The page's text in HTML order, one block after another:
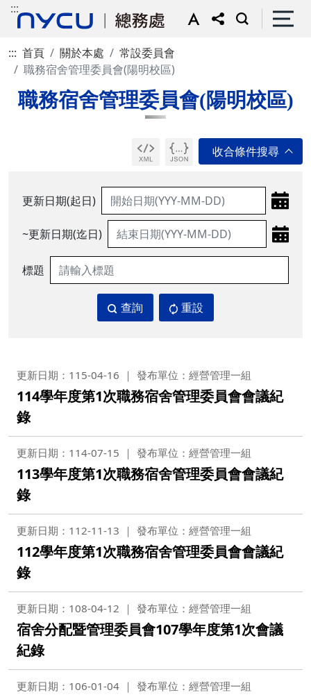
:::
::: 首頁 關於本處
常設委員會
職務宿舍管理委員會(陽明校區)
職務宿舍管理委員會(陽明校區)
更新日期(起日)
~更新日期(迄日)
標題
查詢 重設
更新日期：115-04-16 發布單位：經營管理一組
114學年度第1次職務宿舍管理委員會會議紀
錄
更新日期：114-07-15 發布單位：經營管理一組
113學年度第1次職務宿舍管理委員會會議紀
錄
更新日期：112-11-13 發布單位：經營管理一組
112學年度第1次職務宿舍管理委員會會議紀
錄
更新日期：108-04-12 發布單位：經營管理一組
宿舍分配暨管理委員會107學年度第1次會議
紀錄
更新日期：106-01-04 發布單位：經營管理一組